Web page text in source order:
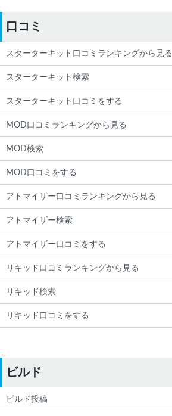
口コミ
スターターキット口コミランキングから見る
スターターキット検索
スターターキット口コミをする
MOD口コミランキングから見る
MOD検索
MOD口コミをする
アトマイザー口コミランキングから見る
アトマイザー検索
アトマイザー口コミをする
リキッド口コミランキングから見る
リキッド検索
リキッド口コミをする
ビルド
ビルド投稿